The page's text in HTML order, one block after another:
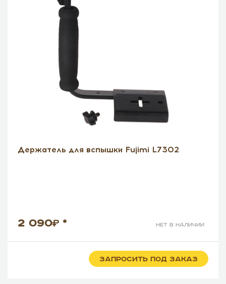
Держатель для вспышки Fujimi L7302
2 090 * нет в наличии
ЗАПРОСИТЬ ПОД ЗАКАЗ